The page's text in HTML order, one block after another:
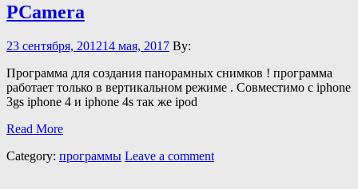
PCamera
23 сентября, 201214 мая, 2017 By:
Программа для создания панорамных снимков ! программа
работает только в вертикальном режиме . Совместимо с iphone
3gs iphone 4 и iphone 4s так же ipod
Read More
Category: программы Leave a comment